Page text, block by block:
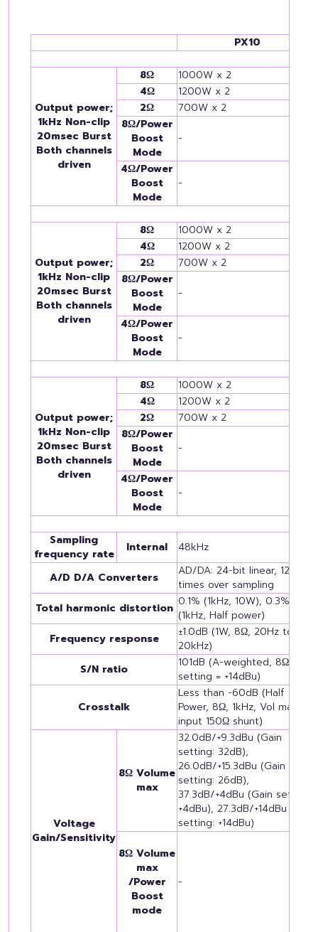
PX10
Output power;
1kHz Non-clip
20msec Burst
Both channels
driven
8Ω
1000W x 2
4Ω
1200W x 2
2Ω
700W x 2
8Ω/Power
Boost
Mode
-
4Ω/Power
Boost
Mode
-
Output power;
1kHz Non-clip
20msec Burst
Both channels
driven
8Ω
1000W x 2
4Ω
1200W x 2
2Ω
700W x 2
8Ω/Power
Boost
Mode
-
4Ω/Power
Boost
Mode
-
Output power;
1kHz Non-clip
20msec Burst
Both channels
driven
8Ω
1000W x 2
4Ω
1200W x 2
2Ω
700W x 2
8Ω/Power
Boost
Mode
-
4Ω/Power
Boost
Mode
-
Sampling
frequency rate
Internal 48kHz
A/D D/A Converters
AD/DA: 24-bit linear, 128
times over sampling
Total harmonic distortion 0.1% (1kHz, 10W), 0.3%
(1kHz, Half power)
Frequency response
±1.0dB (1W, 8Ω, 20Hz to
20kHz)
S/N ratio
101dB (A-weighted, 8Ω, Gain
setting = +14dBu)
Crosstalk
Less than -60dB (Half
Power, 8Ω, 1kHz, Vol max
input 150Ω shunt)
Voltage
Gain/Sensitivity
8Ω Volume
max
32.0dB/+9.3dBu (Gain
setting: 32dB),
26.0dB/+15.3dBu (Gain
setting: 26dB),
37.3dB/+4dBu (Gain setting:
+4dBu), 27.3dB/+14dBu (Gain
setting: +14dBu)
8Ω Volume
max
/Power
Boost
mode
-